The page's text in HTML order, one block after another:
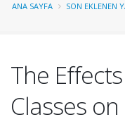
ANA SAYFA SON EKLENEN
The
Classes